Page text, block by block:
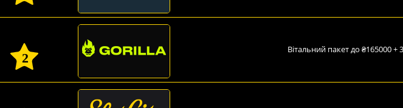
2
Вітальний пакет до ₴165000 +